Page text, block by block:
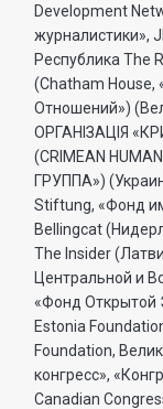
Development
журналистики»,
Республика The
(Chatham House,
Отношений»)
ОРГАНIЗАЦIЯ
(CRIMEAN
ГРУППА»)
Stiftung, «Фонд
Bellingcat
The Insider
Центральной и
«Фонд Открытой
Estonia
Foundation,
конгресс»,
Canadian